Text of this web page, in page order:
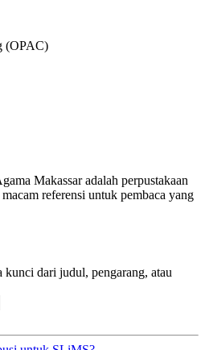
(OPAC)
Makassar adalah perpustakaan
referensi untuk pembaca yang
kunci dari judul, pengarang, atau